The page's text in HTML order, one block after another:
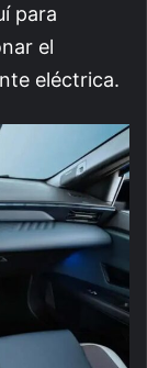
para
el
eléctrica.